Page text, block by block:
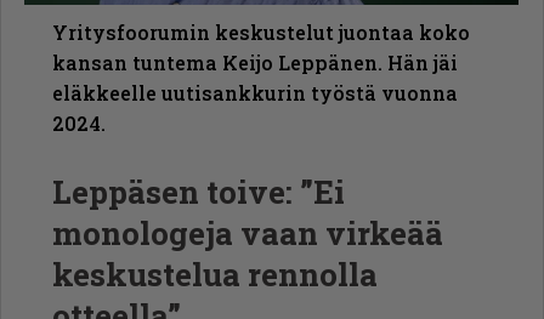
Yritysfoorumin keskustelut juontaa koko
kansan tuntema Keijo Leppänen. Hän jäi
eläkkeelle uutisankkurin työstä vuonna
2024.
Leppäsen toive: ”Ei
monologeja vaan virkeää
keskustelua rennolla